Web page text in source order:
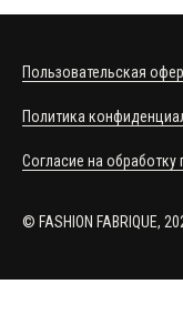
© FASHION FABRIQUE,
Пользовательская
Политика
Согласие на